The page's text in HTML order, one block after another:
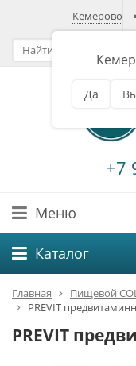
Кемерово
Да
+7
Меню
Каталог
Главная
Пищевой
PREVIT
PREVIT